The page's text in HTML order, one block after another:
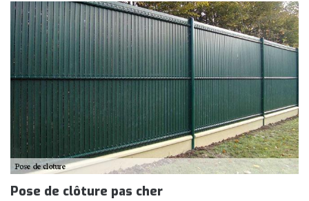
Pose de clôture pas cher